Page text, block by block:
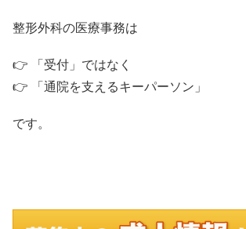
整形外科の医療事務は
👉 「受付」ではなく
👉 「通院を支えるキーパーソン」
です。